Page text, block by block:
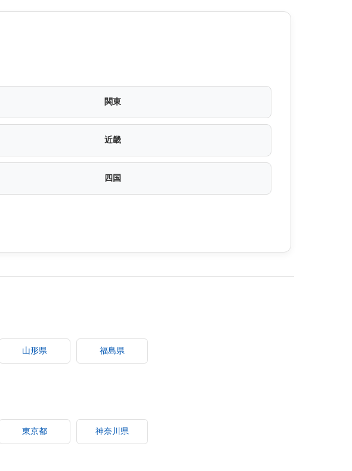
関東
近畿
四国
山形県 福島県
東京都 神奈川県